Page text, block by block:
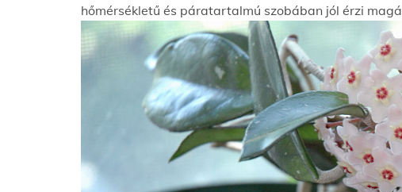
hőmérsékletű és páratartalmú szobában jól érzi